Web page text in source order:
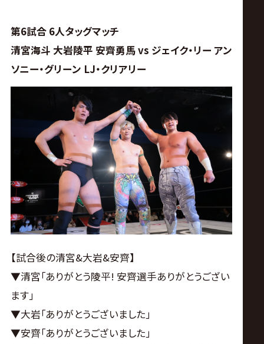
第6試合 6人タッグマッチ
清宮海斗 大岩陵平 安齊勇馬 vs ジェイク・リー アン
ソニー・グリーン LJ・クリアリー
【試合後の清宮&大岩&安齊】
▼清宮｢ありがとう陵平! 安齊選手ありがとうござい
ます｣
▼大岩｢ありがとうございました｣
▼安齊｢ありがとうございました｣